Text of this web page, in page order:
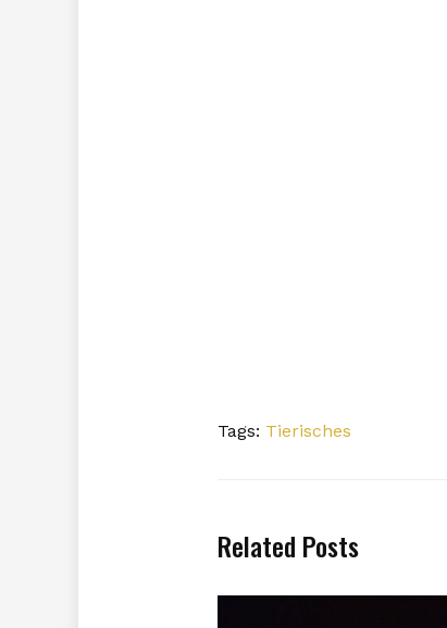
Tags: Tierisches
Related Posts